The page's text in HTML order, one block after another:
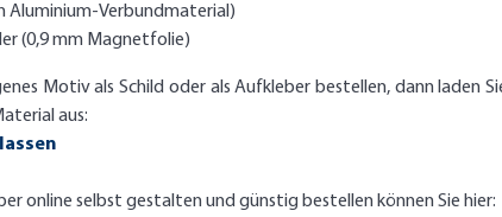
Aluminium-Verbundmaterial)
(0,9 mm Magnetfolie)
Motiv als Schild oder als Aufkleber bestellen, dann laden
aus:
online selbst gestalten und günstig bestellen können Sie hier: